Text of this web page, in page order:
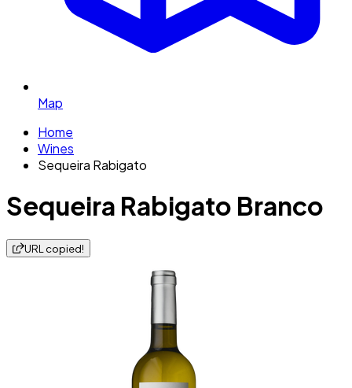
Map
Home
Wines
Sequeira Rabigato
Sequeira Rabigato Branco
URL copied!